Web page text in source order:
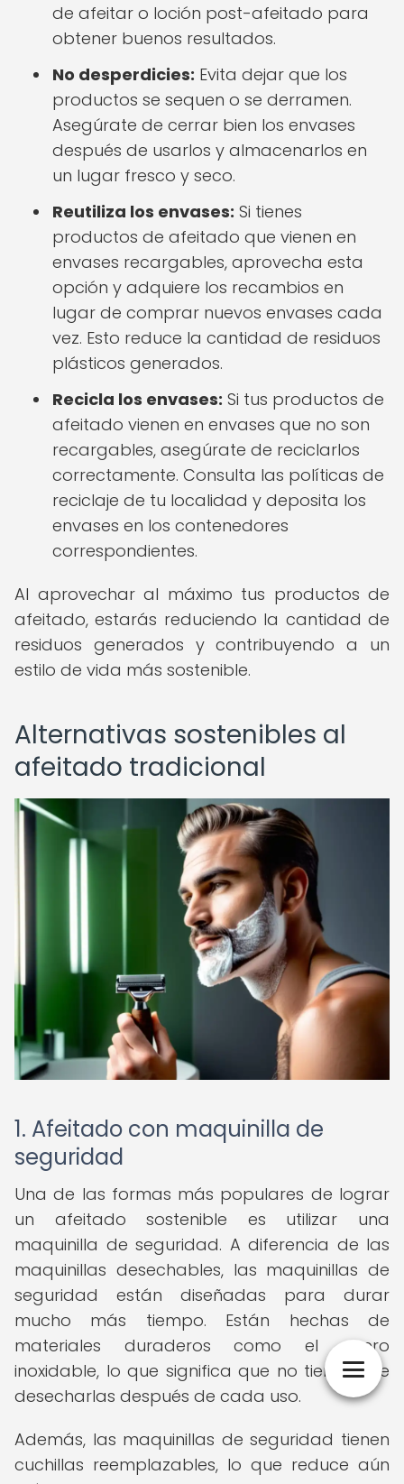
de afeitar o loción post-afeitado para
obtener buenos resultados.
No desperdicies: Evita dejar que los
productos se sequen o se derramen.
Asegúrate de cerrar bien los envases
después de usarlos y almacenarlos en
un lugar fresco y seco.
Reutiliza los envases: Si tienes
productos de afeitado que vienen en
envases recargables, aprovecha esta
opción y adquiere los recambios en
lugar de comprar nuevos envases cada
vez. Esto reduce la cantidad de residuos
plásticos generados.
Recicla los envases: Si tus productos de
afeitado vienen en envases que no son
recargables, asegúrate de reciclarlos
correctamente. Consulta las políticas de
reciclaje de tu localidad y deposita los
envases en los contenedores
correspondientes.
Al aprovechar al máximo tus productos de
afeitado, estarás reduciendo la cantidad de
residuos generados y contribuyendo a un
estilo de vida más sostenible.
Alternativas sostenibles al
afeitado tradicional
1. Afeitado con maquinilla de
seguridad
Una de las formas más populares de lograr
un afeitado sostenible es utilizar una
maquinilla de seguridad. A diferencia de las
maquinillas desechables, las maquinillas de
seguridad están diseñadas para durar
mucho más tiempo. Están hechas de
materiales duraderos como el acero
inoxidable, lo que significa que no tienes que
desecharlas después de cada uso.
Además, las maquinillas de seguridad tienen
cuchillas reemplazables, lo que reduce aún